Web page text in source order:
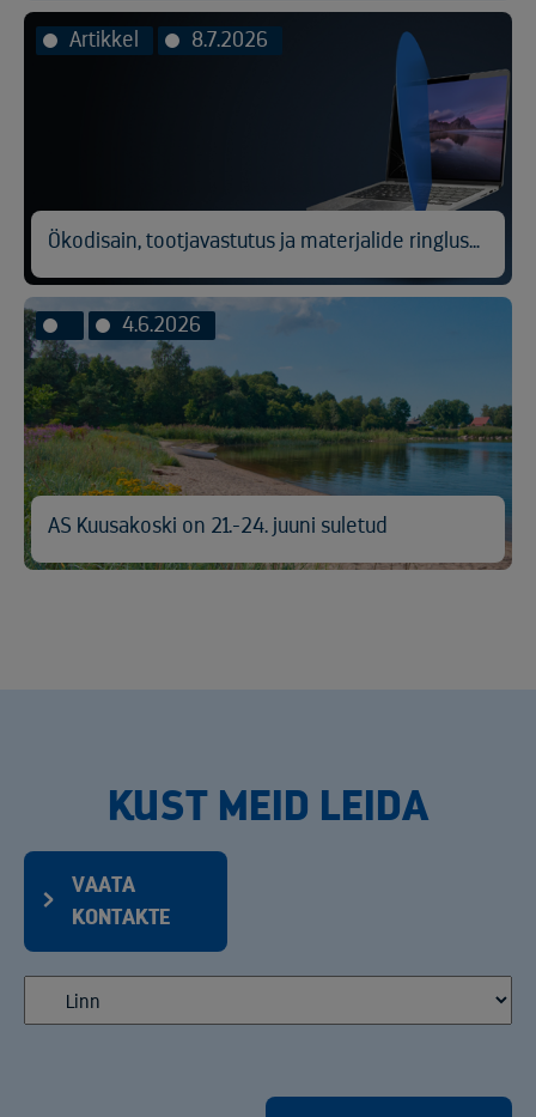
Artikkel 8.7.2026
Ökodisain, tootjavastutus ja materjalide ringlussevõtt
4.6.2026
AS Kuusakoski on 21.-24. juuni suletud
KUST MEID LEIDA
VAATA
KONTAKTE